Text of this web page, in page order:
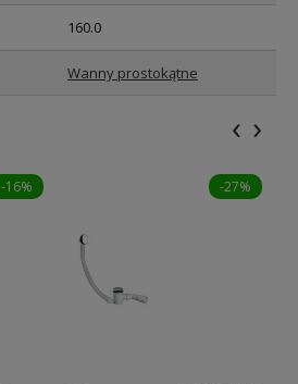
160.0
Wanny prostokątne
-16% -27%
‹ ›